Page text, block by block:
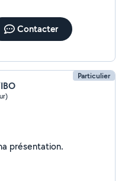
Contacter
Particulier
Je n'ai pas encore renseigné ma présentation.